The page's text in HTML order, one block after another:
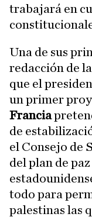
trabajará en
Una de sus
redacción de
que el
un primer
Francia
de
el Consejo de
del plan de
todo para
palestinas las